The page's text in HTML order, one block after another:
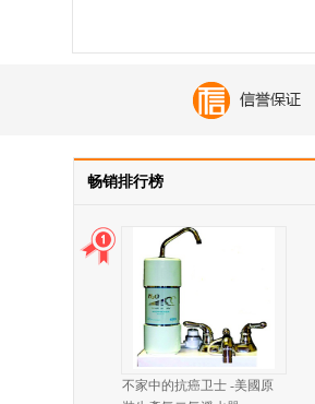
畅销排行榜
不家中的抗癌卫士 -美國原